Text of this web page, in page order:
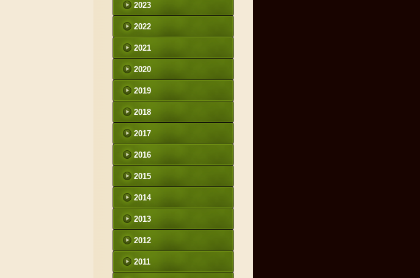
2023
2022
2021
2020
2019
2018
2017
2016
2015
2014
2013
2012
2011